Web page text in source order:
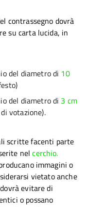
contrassegno dovrà
su carta lucida, in
del diametro di 10
del diametro di 3 cm
votazione).
scritte facenti parte
nelcerchio.
immagini o
vietato anche
evitare di
o possano